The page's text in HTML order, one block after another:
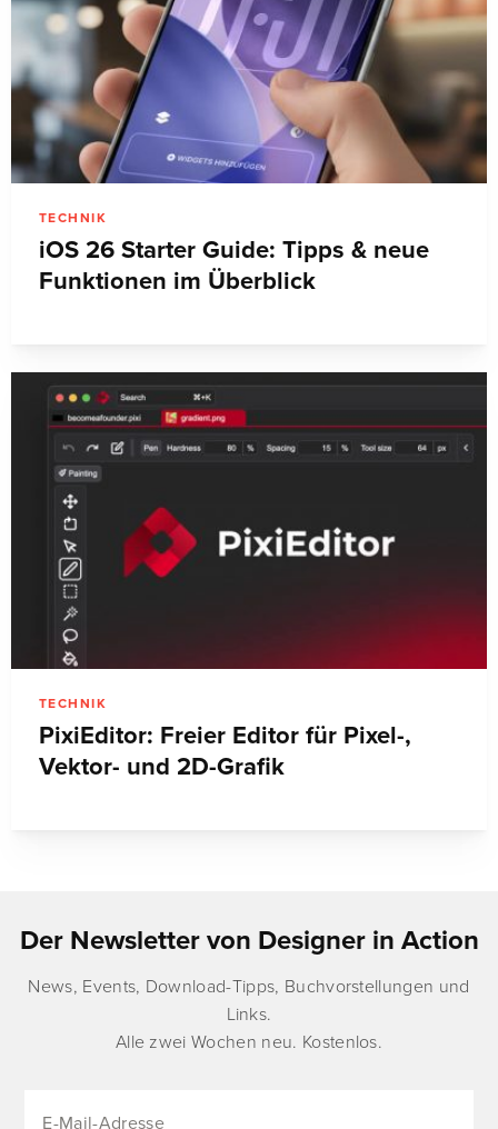
TECHNIK
iOS 26 Starter Guide: Tipps & neue
Funktionen im Überblick
TECHNIK
PixiEditor: Freier Editor für Pixel-,
Vektor- und 2D-Grafik
Der Newsletter von Designer in Action
News, Events, Download-Tipps, Buchvorstellungen und
Links.
Alle zwei Wochen neu. Kostenlos.